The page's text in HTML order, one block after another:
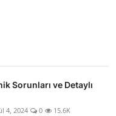
Sorunları ve Detaylı
4, 2024 0 15.6K